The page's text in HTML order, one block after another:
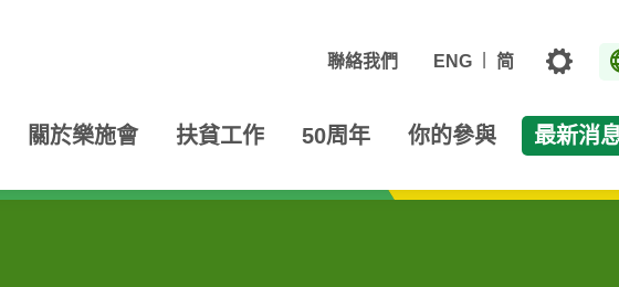
聯絡我們 ENG 简 主題
關於樂施會 扶貧工作 50周年 你的參與 最新消